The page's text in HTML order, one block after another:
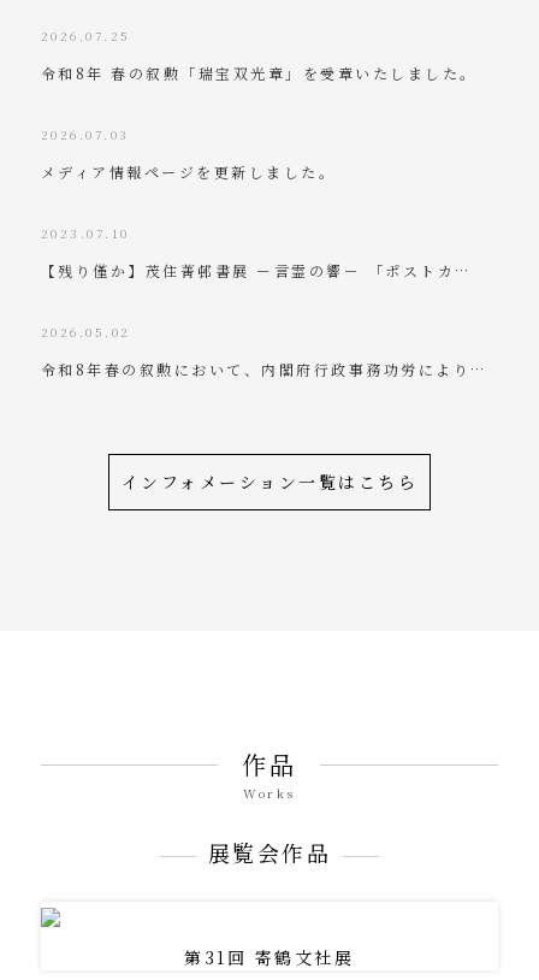
2026.07.25
令和8年 春の叙勲「瑞宝双光章」を受章いたしました。
2026.07.03
メディア情報ページを更新しました。
2023.07.10
【残り僅か】茂住菁邨書展 －言霊の響－ 「ポストカ…
2026.05.02
令和8年春の叙勲において、内閣府行政事務功労により…
インフォメーション一覧はこちら
作品
Works
展覧会作品
第31回 寄鶴文社展